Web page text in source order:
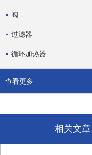
阀
过滤器
循环加热器
查看更多
相关文章